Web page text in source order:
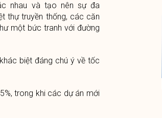
nhau và tạo nên sự đa
thự truyền thống, các căn
một bức tranh với đường
biệt đáng chú ý về tốc
trong khi các dự án mới